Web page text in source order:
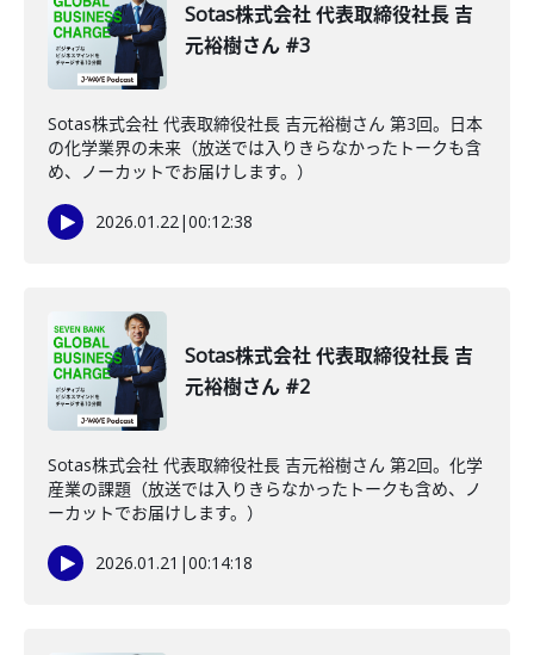
Sotas株式会社 代表取締役社長 吉
元裕樹さん #3
Sotas株式会社 代表取締役社長 吉元裕樹さん 第3回。日本
の化学業界の未来（放送では入りきらなかったトークも含
め、ノーカットでお届けします。）
2026.01.22|00:12:38
Sotas株式会社 代表取締役社長 吉
元裕樹さん #2
Sotas株式会社 代表取締役社長 吉元裕樹さん 第2回。化学
産業の課題（放送では入りきらなかったトークも含め、ノ
ーカットでお届けします。）
2026.01.21 |00:14:18